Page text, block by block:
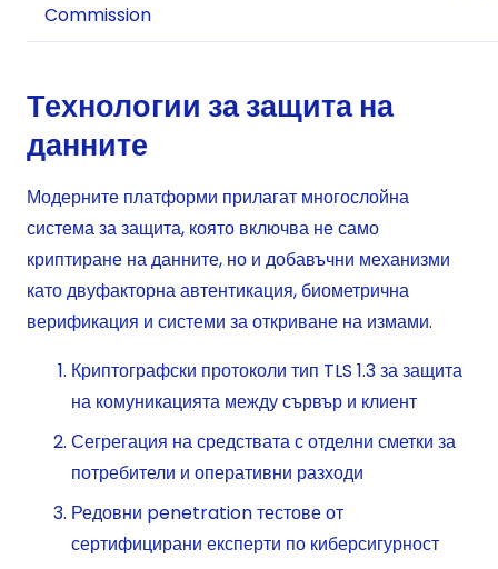
Commission
Технологии за защита на
данните
Модерните платформи прилагат многослойна
система за защита, която включва не само
криптиране на данните, но и добавъчни механизми
като двуфакторна автентикация, биометрична
верификация и системи за откриване на измами.
Криптографски протоколи тип TLS 1.3 за защита
на комуникацията между сървър и клиент
Сегрегация на средствата с отделни сметки за
потребители и оперативни разходи
Редовни penetration тестове от
сертифицирани експерти по киберсигурност